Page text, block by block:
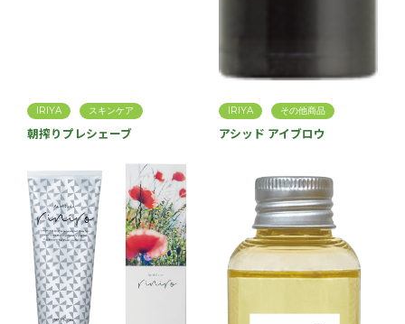
IRIYA スキンケア
朝搾りプレシェーブ
IRIYA その他商品
アシッド アイブロウ